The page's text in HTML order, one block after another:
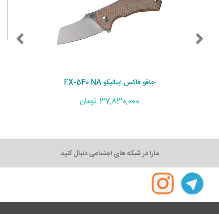
چاقو فاکس ایتالیکو FX-540 NA
37,830,000 تومان
مارا در شبکه های اجتماعی دنبال کنید